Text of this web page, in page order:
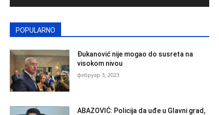
POPULARNO
Đukanović nije mogao do susreta na
visokom nivou
фебруар 3, 2023
ABAZOVIĆ: Policija da uđe u Glavni grad,